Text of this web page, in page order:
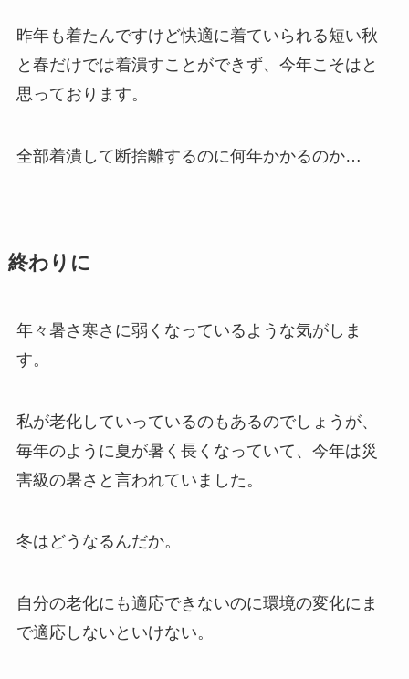
昨年も着たんですけど快適に着ていられる短い秋
と春だけでは着潰すことができず、今年こそはと
思っております。
全部着潰して断捨離するのに何年かかるのか…
終わりに
年々暑さ寒さに弱くなっているような気がしま
す。
私が老化していっているのもあるのでしょうが、
毎年のように夏が暑く長くなっていて、今年は災
害級の暑さと言われていました。
冬はどうなるんだか。
自分の老化にも適応できないのに環境の変化にま
で適応しないといけない。